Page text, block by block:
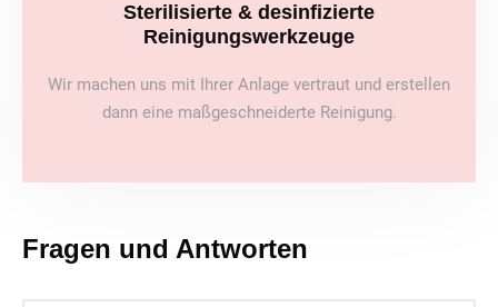
Sterilisierte & desinfizierte
Reinigungswerkzeuge
Wir machen uns mit Ihrer Anlage vertraut und erstellen
dann eine maßgeschneiderte Reinigung.
Fragen und Antworten